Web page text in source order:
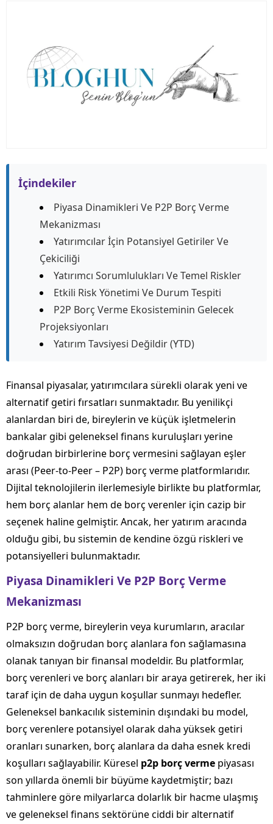
İçindekiler
Piyasa Dinamikleri Ve P2P Borç Verme
Mekanizması
Yatırımcılar İçin Potansiyel Getiriler Ve
Çekiciliği
Yatırımcı Sorumlulukları Ve Temel Riskler
Etkili Risk Yönetimi Ve Durum Tespiti
P2P Borç Verme Ekosisteminin Gelecek
Projeksiyonları
Yatırım Tavsiyesi Değildir (YTD)
Finansal piyasalar, yatırımcılara sürekli olarak yeni ve
alternatif getiri fırsatları sunmaktadır. Bu yenilikçi
alanlardan biri de, bireylerin ve küçük işletmelerin
bankalar gibi geleneksel finans kuruluşları yerine
doğrudan birbirlerine borç vermesini sağlayan eşler
arası (Peer-to-Peer – P2P) borç verme platformlarıdır.
Dijital teknolojilerin ilerlemesiyle birlikte bu platformlar,
hem borç alanlar hem de borç verenler için cazip bir
seçenek haline gelmiştir. Ancak, her yatırım aracında
olduğu gibi, bu sistemin de kendine özgü riskleri ve
potansiyelleri bulunmaktadır.
Piyasa Dinamikleri Ve P2P Borç Verme
Mekanizması
P2P borç verme, bireylerin veya kurumların, aracılar
olmaksızın doğrudan borç alanlara fon sağlamasına
olanak tanıyan bir finansal modeldir. Bu platformlar,
borç verenleri ve borç alanları bir araya getirerek, her iki
taraf için de daha uygun koşullar sunmayı hedefler.
Geleneksel bankacılık sisteminin dışındaki bu model,
borç verenlere potansiyel olarak daha yüksek getiri
oranları sunarken, borç alanlara da daha esnek kredi
koşulları sağlayabilir. Küresel p2p borç verme piyasası
son yıllarda önemli bir büyüme kaydetmiştir; bazı
tahminlere göre milyarlarca dolarlık bir hacme ulaşmış
ve geleneksel finans sektörüne ciddi bir alternatif